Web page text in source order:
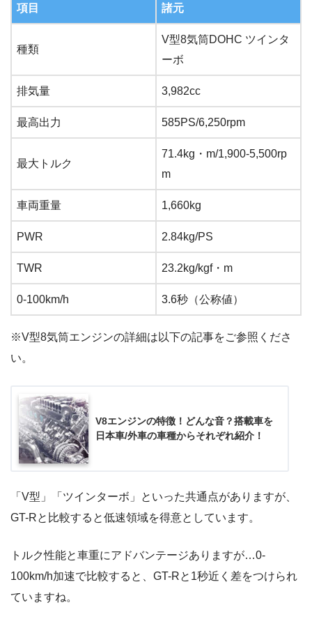
項目 諸元
種類
V型8気筒DOHC ツインタ
ーボ
排気量 3,982cc
最高出力 585PS/6,250rpm
最大トルク
71.4kg・m/1,900-5,500rp
m
車両重量 1,660kg
PWR 2.84kg/PS
TWR 23.2kg/kgf・m
0-100km/h 3.6秒（公称値）
※V型8気筒エンジンの詳細は以下の記事をご参照くださ
い。
V8エンジンの特徴！どんな音？搭載車を
日本車/外車の車種からそれぞれ紹介！
「V型」「ツインターボ」といった共通点がありますが、
GT-Rと比較すると低速領域を得意としています。
トルク性能と車重にアドバンテージありますが…0-
100km/h加速で比較すると、GT-Rと1秒近く差をつけられ
ていますね。